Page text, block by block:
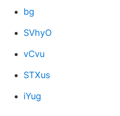
bg
SVhyO
vCvu
STXus
iYug